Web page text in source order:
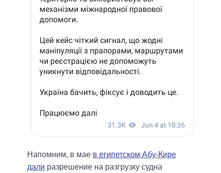
Напомним, в мае в египетском Абу-Кире
дали разрешение на разгрузку судна